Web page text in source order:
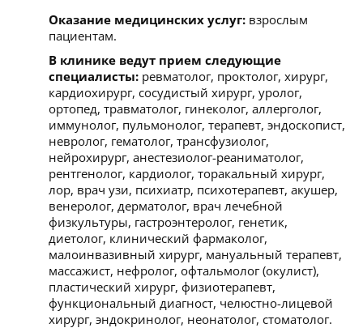
Оказание медицинских услуг: взрослым
пациентам.
В клинике ведут прием следующие
специалисты: ревматолог, проктолог, хирург,
кардиохирург, сосудистый хирург, уролог,
ортопед, травматолог, гинеколог, аллерголог,
иммунолог, пульмонолог, терапевт, эндоскопист,
невролог, гематолог, трансфузиолог,
нейрохирург, анестезиолог-реаниматолог,
рентгенолог, кардиолог, торакальный хирург,
лор, врач узи, психиатр, психотерапевт, акушер,
венеролог, дерматолог, врач лечебной
физкультуры, гастроэнтеролог, генетик,
диетолог, клинический фармаколог,
малоинвазивный хирург, мануальный терапевт,
массажист, нефролог, офтальмолог (окулист),
пластический хирург, физиотерапевт,
функциональный диагност, челюстно-лицевой
хирург, эндокринолог, неонатолог, стоматолог.